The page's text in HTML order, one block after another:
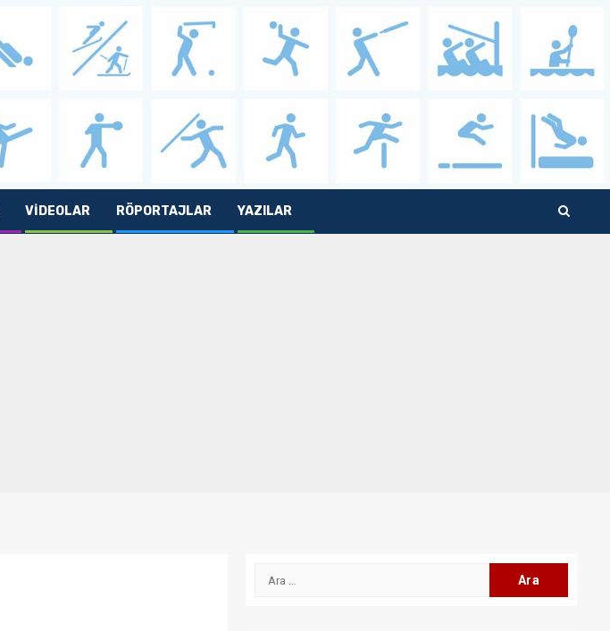
VIDEOLAR RÖPORTAJLAR YAZILAR
Arama: